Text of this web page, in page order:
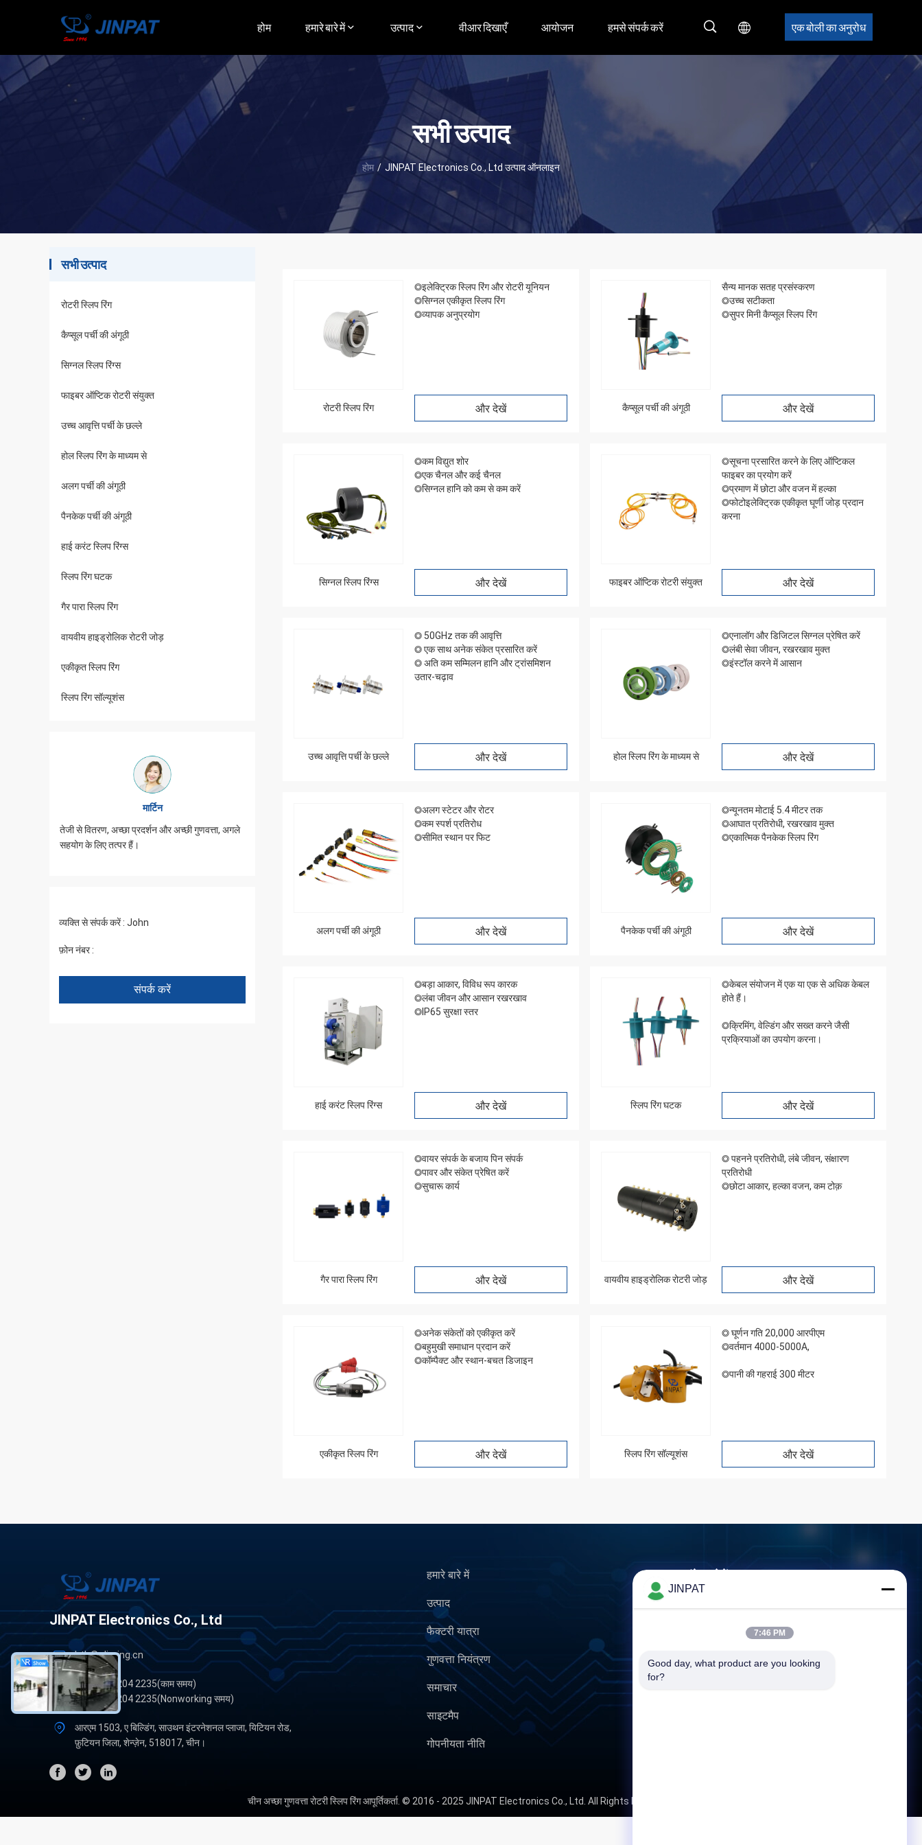
होम हमारे बारे में उत्पाद वीआर दिखाएँ आयोजन हमसे संपर्क करें एक बोली का अनुरोध
सभी उत्पाद
होम / JINPAT Electronics Co., Ltd उत्पाद ऑनलाइन
सभी उत्पाद
रोटरी स्लिप रिंग
कैप्सूल पर्ची की अंगूठी
सिग्नल स्लिप रिंग्स
फाइबर ऑप्टिक रोटरी संयुक्त
उच्च आवृत्ति पर्ची के छल्ले
होल स्लिप रिंग के माध्यम से
अलग पर्ची की अंगूठी
पैनकेक पर्ची की अंगूठी
हाई करंट स्लिप रिंग्स
स्लिप रिंग घटक
गैर पारा स्लिप रिंग
वायवीय हाइड्रोलिक रोटरी जोड़
एकीकृत स्लिप रिंग
स्लिप रिंग सॉल्यूशंस
मार्टिन
तेजी से वितरण, अच्छा प्रदर्शन और अच्छी गुणवत्ता, अगले
सहयोग के लिए तत्पर हैं।
JINPAT पर्ची की अंगूठी उपस्थिति अच्छी है, ध्यान से
पैकिंग, सेवा उत्साह, फिर से आने की जरूरत है
व्यक्ति से संपर्क करें : John
फ़ोन नंबर :
संपर्क करें
रोटरी स्लिप रिंग
◎इलेक्ट्रिक स्लिप रिंग और रोटरी यूनियन
◎सिग्नल एकीकृत स्लिप रिंग
◎व्यापक अनुप्रयोग
और देखें कैप्सूल पर्ची की अंगूठी
सैन्य मानक सतह प्रसंस्करण
◎उच्च सटीकता
◎सुपर मिनी कैप्सूल स्लिप रिंग
और देखें
सिग्नल स्लिप रिंग्स
◎कम विद्युत शोर
◎एक चैनल और कई चैनल
◎सिग्नल हानि को कम से कम करें
और देखें फाइबर ऑप्टिक रोटरी संयुक्त
◎सूचना प्रसारित करने के लिए ऑप्टिकल
फाइबर का प्रयोग करें
◎प्रमाण में छोटा और वजन में हल्का
◎फोटोइलेक्ट्रिक एकीकृत घूर्णी जोड़ प्रदान
करना
और देखें
उच्च आवृत्ति पर्ची के छल्ले
◎ 50GHz तक की आवृत्ति
◎ एक साथ अनेक संकेत प्रसारित करें
◎ अति कम सम्मिलन हानि और ट्रांसमिशन
उतार-चढ़ाव
और देखें होल स्लिप रिंग के माध्यम से
◎एनालॉग और डिजिटल सिग्नल प्रेषित करें
◎लंबी सेवा जीवन, रखरखाव मुक्त
◎इंस्टॉल करने में आसान
और देखें
अलग पर्ची की अंगूठी
◎अलग स्टेटर और रोटर
◎कम स्पर्श प्रतिरोध
◎सीमित स्थान पर फिट
और देखें पैनकेक पर्ची की अंगूठी
◎न्यूनतम मोटाई 5.4 मीटर तक
◎आघात प्रतिरोधी, रखरखाव मुक्त
◎एकात्मिक पैनकेक स्लिप रिंग
और देखें
हाई करंट स्लिप रिंग्स
◎बड़ा आकार, विविध रूप कारक
◎लंबा जीवन और आसान रखरखाव
◎IP65 सुरक्षा स्तर
और देखें स्लिप रिंग घटक
◎केबल संयोजन में एक या एक से अधिक केबल
होते हैं।
◎क्रिमिंग, वेल्डिंग और सख्त करने जैसी
प्रक्रियाओं का उपयोग करना।
और देखें
गैर पारा स्लिप रिंग
◎वायर संपर्क के बजाय पिन संपर्क
◎पावर और संकेत प्रेषित करें
◎सुचारू कार्य
और देखें वायवीय हाइड्रोलिक रोटरी जोड़
◎ पहनने प्रतिरोधी, लंबे जीवन, संक्षारण
प्रतिरोधी
◎छोटा आकार, हल्का वजन, कम टोक़
और देखें
एकीकृत स्लिप रिंग
◎अनेक संकेतों को एकीकृत करें
◎बहुमुखी समाधान प्रदान करें
◎कॉम्पैक्ट और स्थान-बचत डिजाइन
और देखें स्लिप रिंग सॉल्यूशंस
◎ घूर्णन गति 20,000 आरपीएम
◎वर्तमान 4000-5000A,
◎पानी की गहराई 300 मीटर
और देखें
JINPAT Electronics Co., Ltd
btb@slipring.cn
-86-755 8204 2235(काम समय)
-86-755 8204 2235(Nonworking समय)
आरएम 1503, ए बिल्डिंग, साउथन इंटरनेशनल प्लाजा, यिटियन रोड,
फ़ुटियन जिला, शेन्ज़ेन, 518017, चीन।
हमारे बारे में
उत्पाद
फैक्टरी यात्रा
गुणवत्ता नियंत्रण
समाचार
साइटमैप
गोपनीयता नीति
चीन अच्छा गुणवत्ता रोटरी स्लिप रिंग आपूर्तिकर्ता. © 2016 - 2025 JINPAT Electronics Co., Ltd. All Rights Reserved.
JINPAT
7:46 PM
Good day, what product are you looking
for?